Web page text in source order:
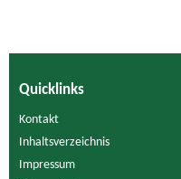
Quicklinks
Kontakt
Inhaltsverzeichnis
Impressum